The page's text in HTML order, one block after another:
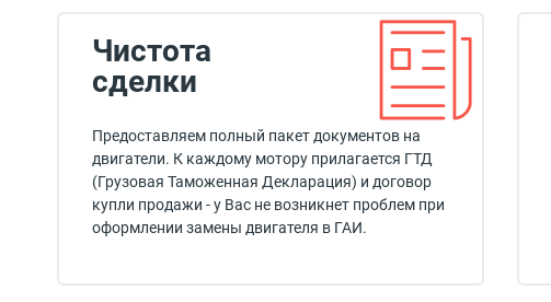
Чистота
сделки
Предоставляем полный пакет документов на
двигатели. К каждому мотору прилагается ГТД
(Грузовая Таможенная Декларация) и договор
купли продажи - у Вас не возникнет проблем при
оформлении замены двигателя в ГАИ.